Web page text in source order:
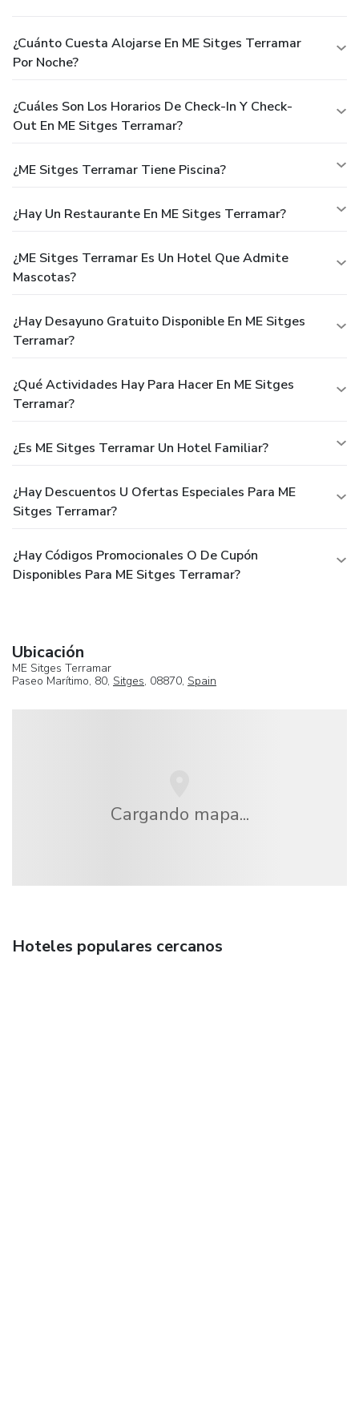
¿Cuánto Cuesta Alojarse En ME Sitges Terramar
Por Noche?
¿Cuáles Son Los Horarios De Check-In Y Check-
Out En ME Sitges Terramar?
¿ME Sitges Terramar Tiene Piscina?
¿Hay Un Restaurante En ME Sitges Terramar?
¿ME Sitges Terramar Es Un Hotel Que Admite
Mascotas?
¿Hay Desayuno Gratuito Disponible En ME Sitges
Terramar?
¿Qué Actividades Hay Para Hacer En ME Sitges
Terramar?
¿Es ME Sitges Terramar Un Hotel Familiar?
¿Hay Descuentos U Ofertas Especiales Para ME
Sitges Terramar?
¿Hay Códigos Promocionales O De Cupón
Disponibles Para ME Sitges Terramar?
Ubicación
ME Sitges Terramar
Paseo Marítimo, 80, Sitges, 08870, Spain
Cargando mapa...
Hoteles populares cercanos